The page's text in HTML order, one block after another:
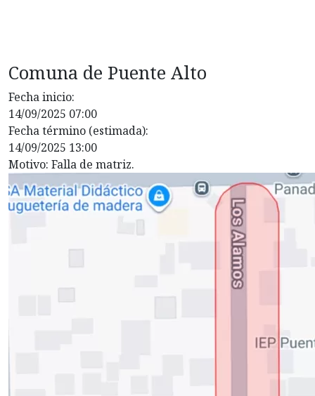
Comuna de Puente Alto
Fecha inicio:
14/09/2025 07:00
Fecha término (estimada):
14/09/2025 13:00
Motivo: Falla de matriz.